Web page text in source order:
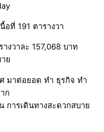
ที่ 191 ตารางวา
งวาละ 157,068 บาท
ย
มาต่อยอด ทำ ธุรกิจ ทำ
ก
การเดินทางสะดวกสบาย